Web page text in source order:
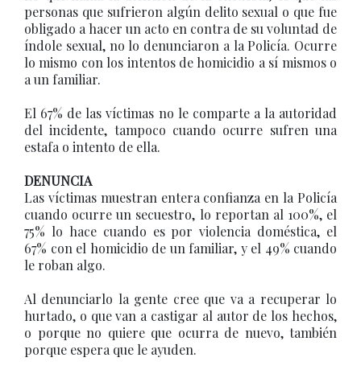
personas que sufrieron algún delito sexual o que fue
obligado a hacer un acto en contra de su voluntad de
índole sexual, no lo denunciaron a la Policía. Ocurre
lo mismo con los intentos de homicidio a sí mismos o
a un familiar.
El 67% de las víctimas no le comparte a la autoridad
del incidente, tampoco cuando ocurre sufren una
estafa o intento de ella.
DENUNCIA
Las víctimas muestran entera confianza en la Policía
cuando ocurre un secuestro, lo reportan al 100%, el
75% lo hace cuando es por violencia doméstica, el
67% con el homicidio de un familiar, y el 49% cuando
le roban algo.
Al denunciarlo la gente cree que va a recuperar lo
hurtado, o que van a castigar al autor de los hechos,
o porque no quiere que ocurra de nuevo, también
porque espera que le ayuden.